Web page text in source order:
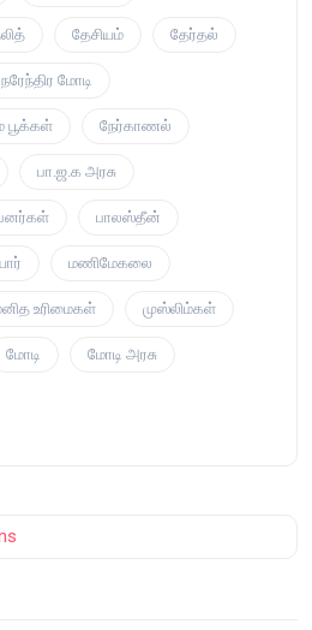
தேசியம் தேர்தல்
நரேந்திர மோடி
பூக்கள் நேர்காணல்
பா.ஜ.க அரசு
பாலஸ்தீன்
மணிமேகலை
உரிமைகள் முஸ்லிம்கள்
மோடி மோடி அரசு